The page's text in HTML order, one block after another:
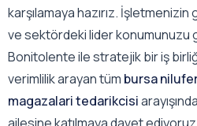
karşılamaya hazırız.
ve sektördeki lider konumunuzu
Bonitolente ile stratejik bir iş
verimlilik arayan tüm bursa
magazalari tedarikcisi